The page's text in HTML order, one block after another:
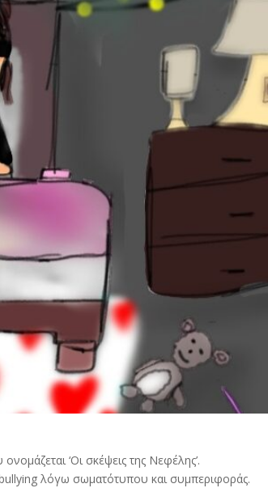
‘Οι σκέψεις της Νεφέλης’.
λόγω σωματότυπου και συμπεριφοράς.